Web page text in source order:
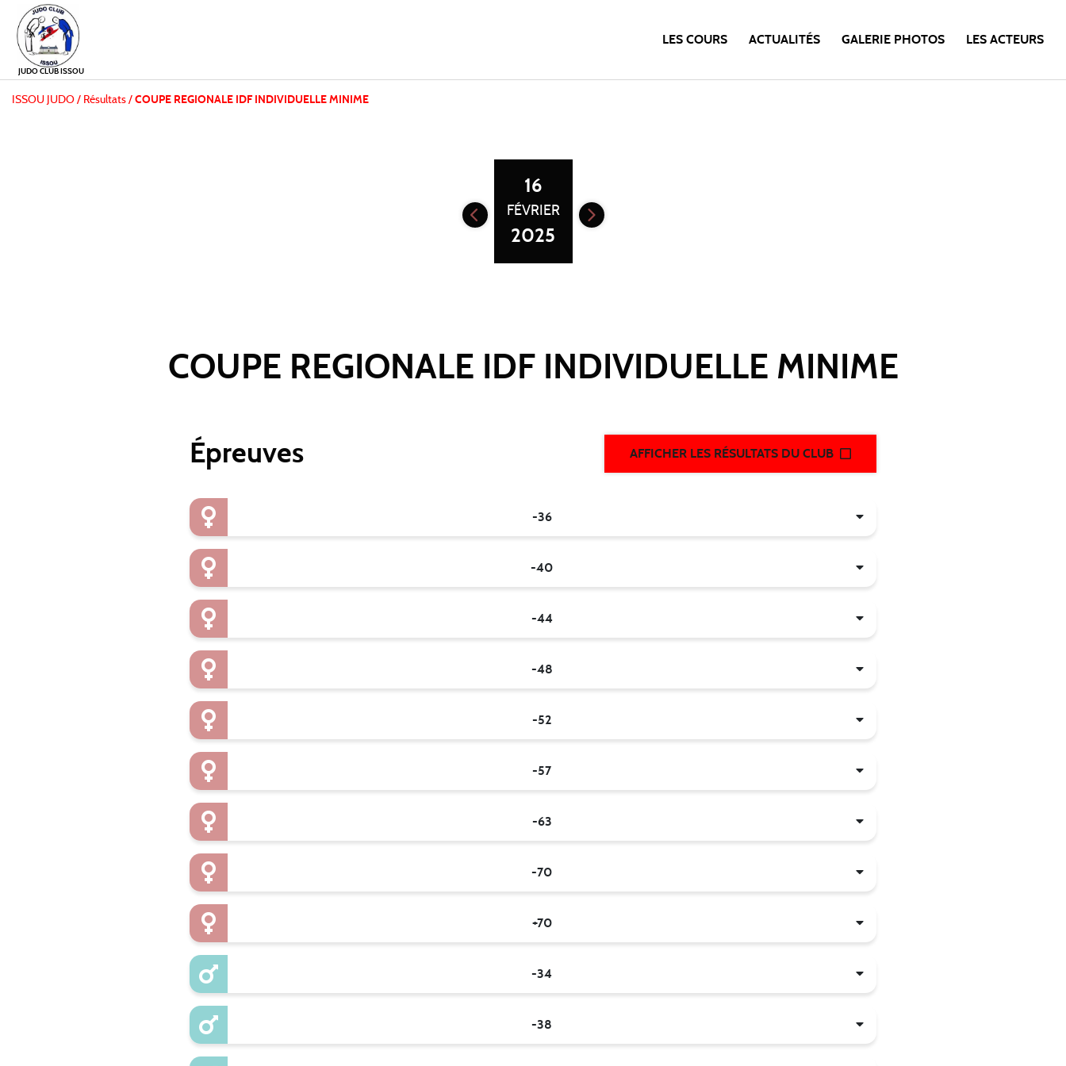
JUDO CLUB ISSOU
LES COURS ACTUALITÉS GALERIE PHOTOS LES ACTEURS
ISSOU JUDO / Résultats / COUPE REGIONALE IDF INDIVIDUELLE MINIME
16
FÉVRIER
2025
COUPE REGIONALE IDF INDIVIDUELLE MINIME
Épreuves AFFICHER LES RÉSULTATS DU CLUB
-36
-40
-44
-48
-52
-57
-63
-70
+70
-34
-38